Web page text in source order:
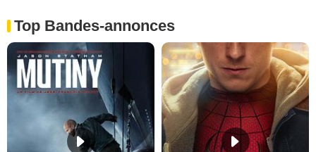
Top Bandes-annonces